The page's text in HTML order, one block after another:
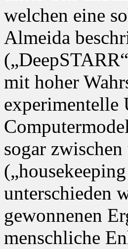
welchen eine
Almeida
mit hoher
experimentelle
sogar
unterschieden
gewonnenen
menschliche